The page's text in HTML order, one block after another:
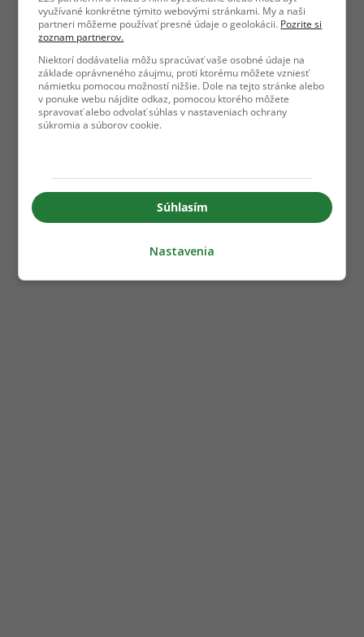
využívané konkrétne týmito webovými stránkami. My a naši
partneri môžeme používať presné údaje o geolokácii. Pozrite si
zoznam partnerov.
Niektorí dodávatelia môžu spracúvať vaše osobné údaje na
základe oprávneného záujmu, proti ktorému môžete vzniesť
námietku pomocou možností nižšie. Dole na tejto stránke alebo
v ponuke webu nájdite odkaz, pomocou ktorého môžete
spravovať alebo odvolať súhlas v nastaveniach ochrany
súkromia a súborov cookie.
Súhlasím
Nastavenia